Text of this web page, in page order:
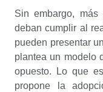
Sin embargo,
deban cumplir al
pueden presentar
plantea un modelo
opuesto. Lo que
propone la